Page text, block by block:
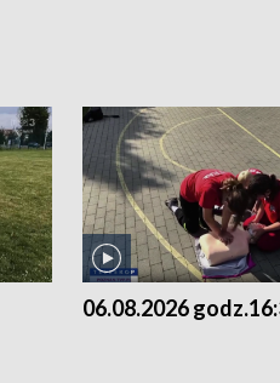
06.08.2026